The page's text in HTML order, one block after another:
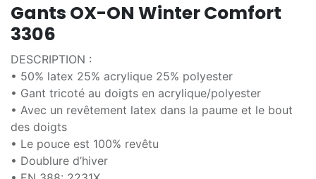
Gants OX-ON Winter Comfort
3306
DESCRIPTION :
• 50% latex 25% acrylique 25% polyester
• Gant tricoté au doigts en acrylique/polyester
• Avec un revêtement latex dans la paume et le bout
des doigts
• Le pouce est 100% revêtu
• Doublure d’hiver